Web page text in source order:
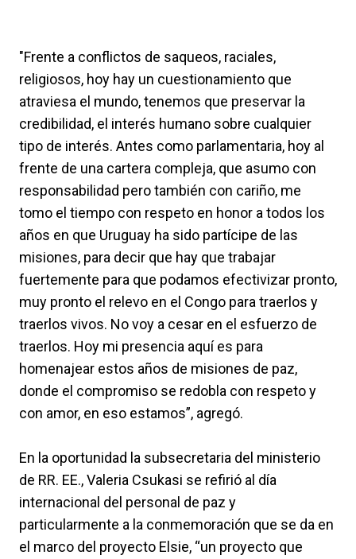
"Frente a conflictos de saqueos, raciales,
religiosos, hoy hay un cuestionamiento que
atraviesa el mundo, tenemos que preservar la
credibilidad, el interés humano sobre cualquier
tipo de interés. Antes como parlamentaria, hoy al
frente de una cartera compleja, que asumo con
responsabilidad pero también con cariño, me
tomo el tiempo con respeto en honor a todos los
años en que Uruguay ha sido partícipe de las
misiones, para decir que hay que trabajar
fuertemente para que podamos efectivizar pronto,
muy pronto el relevo en el Congo para traerlos y
traerlos vivos. No voy a cesar en el esfuerzo de
traerlos. Hoy mi presencia aquí es para
homenajear estos años de misiones de paz,
donde el compromiso se redobla con respeto y
con amor, en eso estamos”, agregó.
En la oportunidad la subsecretaria del ministerio
de RR. EE., Valeria Csukasi se refirió al día
internacional del personal de paz y
particularmente a la conmemoración que se da en
el marco del proyecto Elsie, “un proyecto que